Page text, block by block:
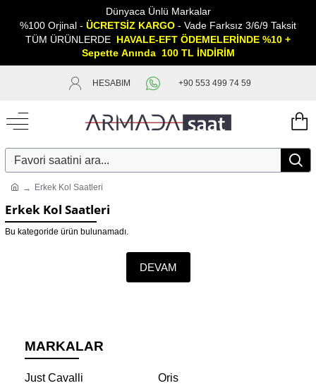
Dünyaca Ünlü Markalar
%100 Orjinal - ÜCRETSİZ KARGO - Vade Farksız 3/6/9 Taksit
TÜM ÜRÜNLERDE HAVALE-EFT ÖDEMELERİNDE %10 +
Sepette Anında 100 TL İNDİRİM
HESABIM +90 553 499 74 59
Erkek Kol Saatleri
Erkek Kol Saatleri
Bu kategoride ürün bulunamadı.
DEVAM
MARKALAR
Just Cavalli
Oris